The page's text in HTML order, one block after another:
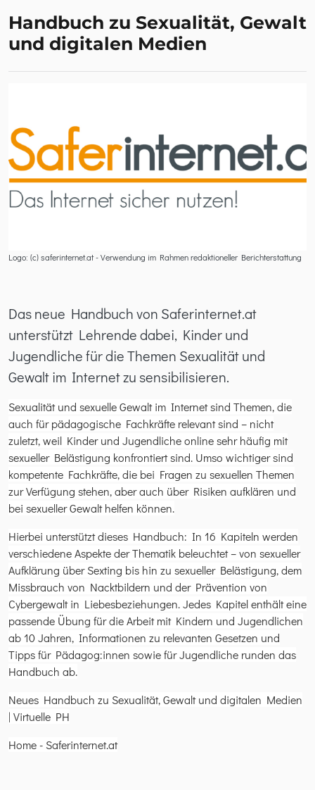
Handbuch zu Sexualität, Gewalt
und digitalen Medien
Das neue Handbuch von Saferinternet.at
unterstützt Lehrende dabei, Kinder und
Jugendliche für die Themen Sexualität und
Gewalt im Internet zu sensibilisieren.
Sexualität und sexuelle Gewalt im Internet sind Themen, die
auch für pädagogische Fachkräfte relevant sind – nicht
zuletzt, weil Kinder und Jugendliche online sehr häufig mit
sexueller Belästigung konfrontiert sind. Umso wichtiger sind
kompetente Fachkräfte, die bei Fragen zu sexuellen Themen
zur Verfügung stehen, aber auch über Risiken aufklären und
bei sexueller Gewalt helfen können.
Hierbei unterstützt dieses Handbuch: In 16 Kapiteln werden
verschiedene Aspekte der Thematik beleuchtet – von sexueller
Aufklärung über Sexting bis hin zu sexueller Belästigung, dem
Missbrauch von Nacktbildern und der Prävention von
Cybergewalt in Liebesbeziehungen. Jedes Kapitel enthält eine
passende Übung für die Arbeit mit Kindern und Jugendlichen
ab 10 Jahren, Informationen zu relevanten Gesetzen und
Tipps für Pädagog:innen sowie für Jugendliche runden das
Handbuch ab.
Neues Handbuch zu Sexualität, Gewalt und digitalen Medien
| Virtuelle PH
Home - Saferinternet.at
Logo: (c) saferinternet.at - Verwendung im Rahmen redaktioneller Berichterstattung